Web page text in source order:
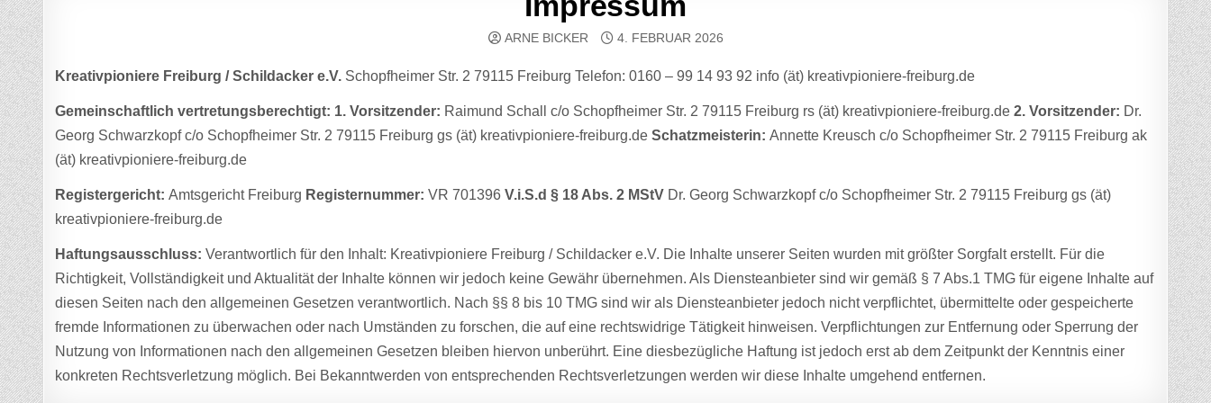
ARNE BICKER 4. FEBRUAR 2026
Kreativpioniere Freiburg / Schildacker e.V. Schopfheimer Str. 2 79115 Freiburg Telefon: 0160 – 99 14 93 92 info (ät) kreativpioniere-freiburg.de
Gemeinschaftlich vertretungsberechtigt: 1. Vorsitzender: Raimund Schall c/o Schopfheimer Str. 2 79115 Freiburg rs (ät) kreativpioniere-freiburg.de 2. Vorsitzender: Dr.
Georg Schwarzkopf c/o Schopfheimer Str. 2 79115 Freiburg gs (ät) kreativpioniere-freiburg.de Schatzmeisterin: Annette Kreusch c/o Schopfheimer Str. 2 79115 Freiburg ak
(ät) kreativpioniere-freiburg.de
Registergericht: Amtsgericht Freiburg Registernummer: VR 701396 V.i.S.d § 18 Abs. 2 MStV Dr. Georg Schwarzkopf c/o Schopfheimer Str. 2 79115 Freiburg gs (ät)
kreativpioniere-freiburg.de
Haftungsausschluss: Verantwortlich für den Inhalt: Kreativpioniere Freiburg / Schildacker e.V. Die Inhalte unserer Seiten wurden mit größter Sorgfalt erstellt. Für die
Richtigkeit, Vollständigkeit und Aktualität der Inhalte können wir jedoch keine Gewähr übernehmen. Als Diensteanbieter sind wir gemäß § 7 Abs.1 TMG für eigene Inhalte auf
diesen Seiten nach den allgemeinen Gesetzen verantwortlich. Nach §§ 8 bis 10 TMG sind wir als Diensteanbieter jedoch nicht verpflichtet, übermittelte oder gespeicherte
fremde Informationen zu überwachen oder nach Umständen zu forschen, die auf eine rechtswidrige Tätigkeit hinweisen. Verpflichtungen zur Entfernung oder Sperrung der
Nutzung von Informationen nach den allgemeinen Gesetzen bleiben hiervon unberührt. Eine diesbezügliche Haftung ist jedoch erst ab dem Zeitpunkt der Kenntnis einer
konkreten Rechtsverletzung möglich. Bei Bekanntwerden von entsprechenden Rechtsverletzungen werden wir diese Inhalte umgehend entfernen.